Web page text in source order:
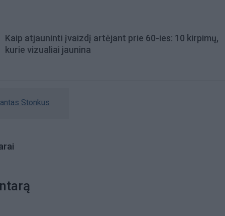
Kaip atjauninti įvaizdį artėjant prie 60-ies: 10 kirpimų,
kurie vizualiai jaunina
Stonkus